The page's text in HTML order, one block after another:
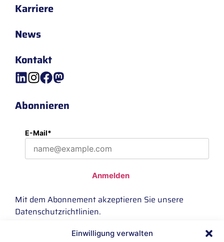
Einwilligung verwalten
Karriere
News
Kontakt
Abonnieren
E-Mail*
Anmelden
Mit dem Abonnement akzeptieren Sie unsere
Datenschutzrichtlinien.